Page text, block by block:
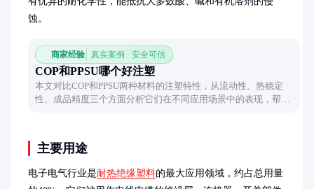
蚀。
商家经验 真实案例 · 安全可信
COP和PPSU哪个好注塑
本文对比COP和PPSU两种材料的注塑特性，从流动性、热稳定
性、成品精度三个方面分析它们在不同应用场景中的表现，帮助
主要用途
电子电气行业是耐热绝缘塑料的最大应用领域，约占总用量